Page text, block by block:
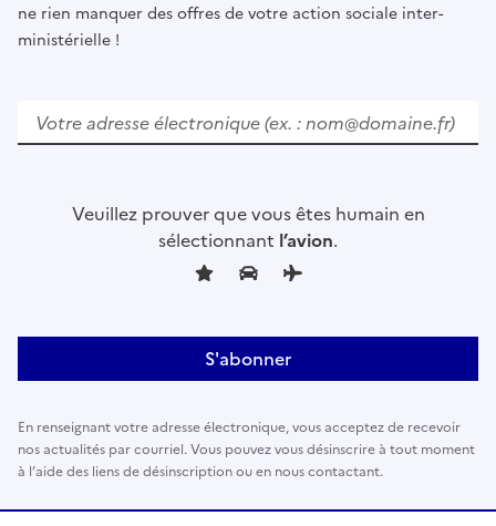
ne rien manquer des offres de votre action sociale inter-
ministérielle !
u
s
e
r
c
e
Veuillez prouver que vous êtes humain en
sélectionnant l’avion.
En renseignant votre adresse électronique, vous acceptez de recevoir
nos actualités par courriel. Vous pouvez vous désinscrire à tout moment
à l’aide des liens de désinscription ou en nous contactant.